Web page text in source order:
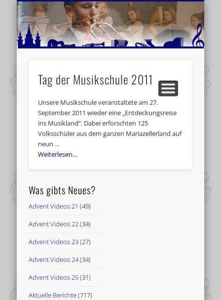
MUSIKSCHULE MARIAZELL
AKTUELLE BERICHTE
SCHULE
VIDEOS
VERANSTALTUNGSTIPPS
WEITERE INFORMATIONEN
Tag der Musikschule 2011
Unsere Musikschule veranstaltete am 27.
September 2011 wieder eine „Entdeckungsreise
ins Musikland“. Dabei erforschten 125
Volksschüler aus dem ganzen Mariazellerland auf
neun …
Weiterlesen…
Was gibts Neues?
Advent Videos 21 (49)
Advent Videos 22(34)
Advent Videos 23(27)
Advent Videos 24(34)
Advent Videos 25(31)
Aktuelle Berichte(717)